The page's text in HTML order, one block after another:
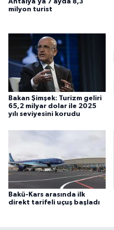
milyon turist
Bakan Şimşek: Turizm geliri
65,2 milyar dolar ile 2025
yılı seviyesini korudu
Bakü-Kars arasında ilk
direkt tarifeli uçuş başladı